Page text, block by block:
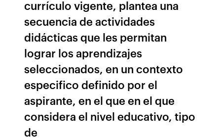
currículo vigente, plantea una
secuencia de actividades
didácticas que les permitan
lograr los aprendizajes
seleccionados, en un contexto
especifico definido por el
aspirante, en el que en el que
considera el nivel educativo, tipo
de